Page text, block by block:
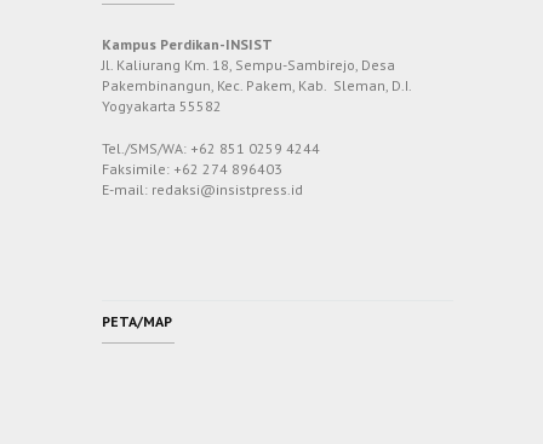
Kampus Perdikan-INSIST
Jl. Kaliurang Km. 18, Sempu-Sambirejo, Desa
Pakembinangun, Kec. Pakem, Kab. Sleman, D.I.
Yogyakarta 55582
Tel./SMS/WA: +62 851 0259 4244
Faksimile: +62 274 896403
E-mail: redaksi@insistpress.id
PETA/MAP